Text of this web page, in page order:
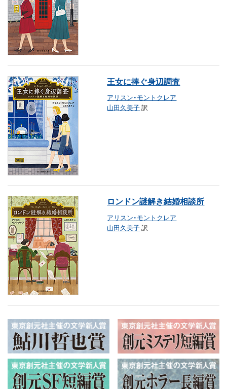
王女に捧ぐ身辺調査
アリスン・モントクレア
山田久美子訳
ロンドン謎解き結婚相談所
アリスン・モントクレア
山田久美子訳